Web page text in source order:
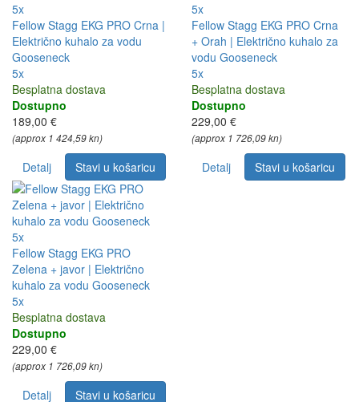
5x
Fellow Stagg EKG PRO Crna |
Električno kuhalo za vodu
Gooseneck
5x
Besplatna dostava
Dostupno
189,00 €
(approx 1 424,59 kn)
Detalj Stavi u košaricu
5x
Fellow Stagg EKG PRO Crna
+ Orah | Električno kuhalo za
vodu Gooseneck
5x
Besplatna dostava
Dostupno
229,00 €
(approx 1 726,09 kn)
Detalj Stavi u košaricu
5x
Fellow Stagg EKG PRO
Zelena + javor | Električno
kuhalo za vodu Gooseneck
5x
Besplatna dostava
Dostupno
229,00 €
(approx 1 726,09 kn)
Detalj Stavi u košaricu